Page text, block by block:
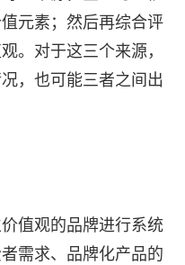
元素；然后再综合评
。对于这三个来源，
，也可能三者之间出
值观的品牌进行系统
需求、品牌化产品的